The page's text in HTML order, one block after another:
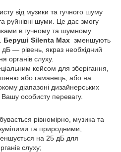
від музики та гучного шуму
руйнівні шуми. Це дає змогу
в гучному та шумному
Беруші Silenta Max зменшують
— рівень, якраз необхідний
органів слуху.
кейсом для зберігання,
або гаманець, або на
діапазоні дизайнерських
особисту перевагу.
рівномірно, музика та
та природними,
на 25 дБ для
слуху;